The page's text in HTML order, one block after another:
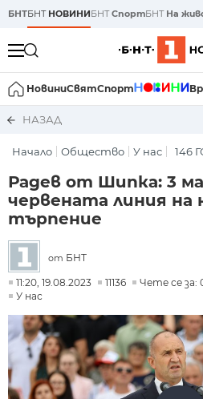
БНТБНТ НОВИНИБНТСпортБНТ На
НовиниСвятСпорт
НАЗАД
Начало Общество У нас 146
Радев от Шипка: 3
червената линия
търпение
от БНТ
11:20, 19.08.2023 11136
Чете се за:
У нас